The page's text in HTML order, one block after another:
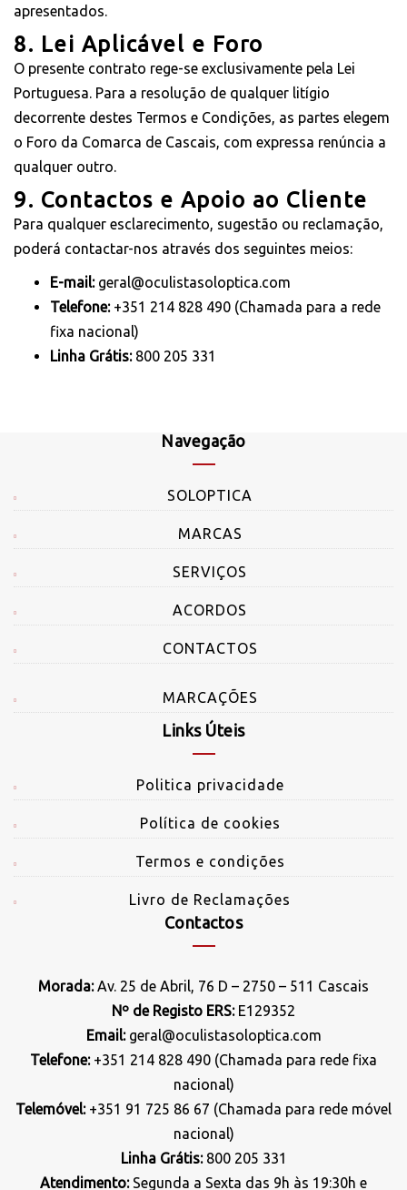
apresentados.
8. Lei Aplicável e Foro
O presente contrato rege-se exclusivamente pela Lei
Portuguesa. Para a resolução de qualquer litígio
decorrente destes Termos e Condições, as partes elegem
o Foro da Comarca de Cascais, com expressa renúncia a
qualquer outro.
9. Contactos e Apoio ao Cliente
Para qualquer esclarecimento, sugestão ou reclamação,
poderá contactar-nos através dos seguintes meios:
E-mail:geral@oculistasoloptica.com
Telefone:+351 214 828 490 (Chamada para a rede
fixa nacional)
Linha Grátis:800 205 331
Navegação
SOLOPTICA
MARCAS
SERVIÇOS
ACORDOS
CONTACTOS
MARCAÇÕES
Links Úteis
Politica privacidade
Política de cookies
Termos e condições
Livro de Reclamações
Contactos
Morada:Av. 25 de Abril, 76 D – 2750 – 511 Cascais
Nº de Registo ERS:E129352
Email:geral@oculistasoloptica.com
Telefone:+351 214 828 490 (Chamada para rede fixa
nacional)
Telemóvel:+351 91 725 86 67 (Chamada para rede móvel
nacional)
Linha Grátis:800 205 331
Atendimento:Segunda a Sexta das 9h às 19:30h e